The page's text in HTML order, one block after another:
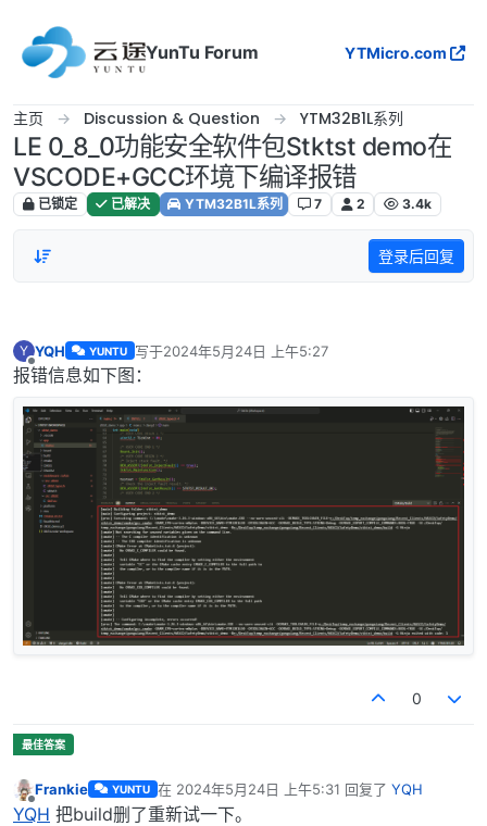
YunTu Forum
YTMicro.com
主页 Discussion & Question YTM32B1L系列
LE 0_8_0功能安全软件包Stktst demo在
VSCODE+GCC环境下编译报错
已锁定 已解决 YTM32B1L系列 7 2 3.4k
登录后回复
Y
离线
YQH YUNTU 写于2024年5月24日 上午5:27
最后由 编辑
报错信息如下图：
0
离线
Frankie YUNTU 在 2024年5月24日 上午5:31 回复了 YQH
最后由 编辑
YQH 把build删了重新试一下。